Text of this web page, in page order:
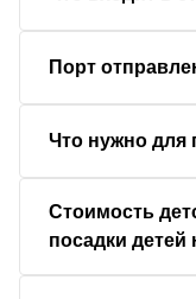
Порт
Что нужно для
Стоимость
посадки детей